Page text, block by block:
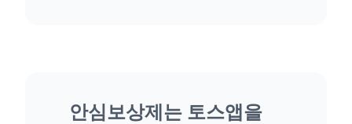
안심보상제는 토스앱을